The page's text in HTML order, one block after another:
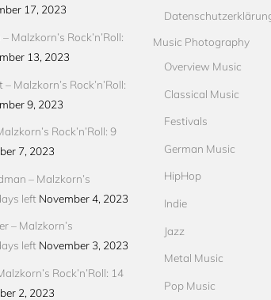
17, 2023
Malzkorn’s Rock’n’Roll:
13, 2023
Malzkorn’s Rock’n’Roll:
9, 2023
Rock’n’Roll: 9
7, 2023
– Malzkorn’s
left November 4, 2023
– Malzkorn’s
left November 3, 2023
Rock’n’Roll: 14
2, 2023
Music Photography
Overview Music
Classical Music
Festivals
German Music
HipHop
Indie
Jazz
Metal Music
Pop Music